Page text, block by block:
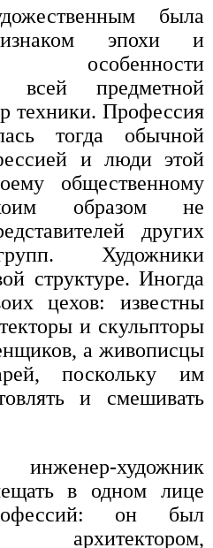
была
эпохи и
особенности
всей предметной
техники. Профессия
тогда обычной
и люди этой
общественному
образом не
других
Художники
структуре. Иногда
цехов: известны
и скульпторы
а живописцы
поскольку им
и смешивать
художник
в одном лице
он был
архитектором,